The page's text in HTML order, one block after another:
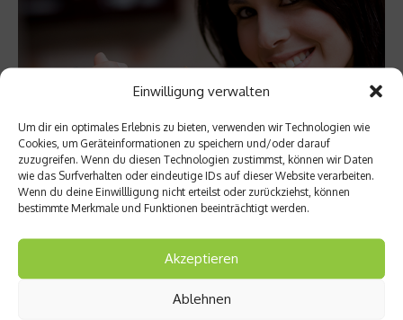
Einwilligung verwalten
Um dir ein optimales Erlebnis zu bieten, verwenden wir Technologien wie
Cookies, um Geräteinformationen zu speichern und/oder darauf
zuzugreifen. Wenn du diesen Technologien zustimmst, können wir Daten
wie das Surfverhalten oder eindeutige IDs auf dieser Website verarbeiten.
Wenn du deine Einwillligung nicht erteilst oder zurückziehst, können
bestimmte Merkmale und Funktionen beeinträchtigt werden.
Akzeptieren
Ablehnen
Sportler Ernährung
Fettes Frühstück – Fett ist besser als
Kohlehydrate
Beim Frühstück legt man die energetische Grundlage für jeden
Kohlenhydrate, um die nötige Power zu bekommen. Wer aber